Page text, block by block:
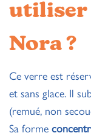
utiliser
Nora ?
Ce verre est
et sans glace. Il
(remué, non
Sa forme